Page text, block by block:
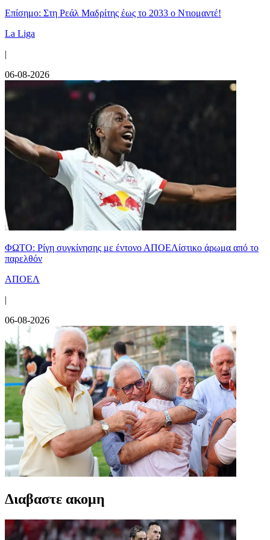
Επίσημο: Στη Ρεάλ Μαδρίτης έως το 2033 ο Ντιομαντέ!
La Liga
|
06-08-2026
ΦΩΤΟ: Ρίγη συγκίνησης με έντονο ΑΠΟΕΛίστικο άρωμα από το
παρελθόν
ΑΠΟΕΛ
|
06-08-2026
Διαβαστε ακομη